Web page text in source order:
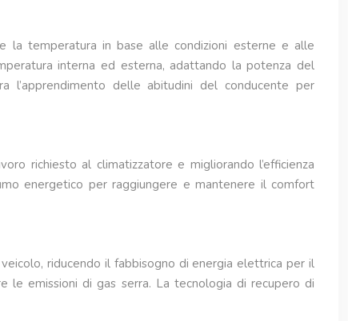
la temperatura in base alle condizioni esterne e alle
interna ed esterna, adattando la potenza del
l’apprendimento delle abitudini del conducente per
richiesto al climatizzatore e migliorando l’efficienza
energetico per raggiungere e mantenere il comfort
riducendo il fabbisogno di energia elettrica per il
le emissioni di gas serra. La tecnologia di recupero di